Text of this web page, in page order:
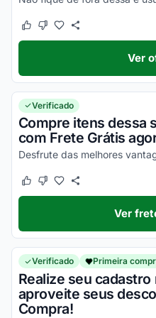
Este cupom funcionou
Este cupom não funcionou
Ver
Verificado
Compre itens dessa
com Frete Grátis
Este cupom funcionou
Este cupom não funcionou
Ver
Verificado Primeira
Realize seu
aproveite seus
Compra!